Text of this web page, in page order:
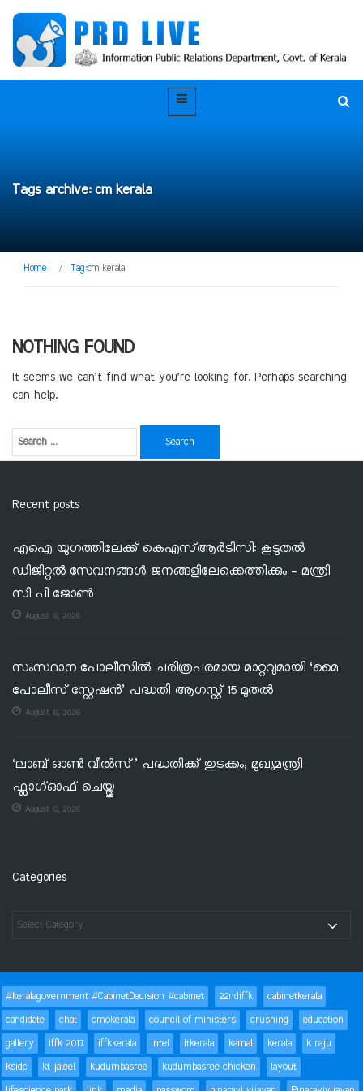
Tags archive: cm kerala
Home / Tag:cm kerala
NOTHING FOUND
It seems we can’t find what you’re looking for. Perhaps searching
can help.
Recent posts
എഐ യുഗത്തിലേക്ക് കെഎസ്ആർടിസി: കൂടുതൽ
ഡിജിറ്റൽ സേവനങ്ങൾ ജനങ്ങളിലേക്കെത്തിക്കും – മന്ത്രി
സി പി ജോൺ
August 6, 2026
സംസ്ഥാന പോലീസിൽ ചരിത്രപരമായ മാറ്റവുമായി ‘മൈ
പോലീസ് സ്റ്റേഷൻ’ പദ്ധതി ആഗസ്റ്റ് 15 മുതൽ
August 6, 2026
‘ലാബ് ഓൺ വീൽസ്’ പദ്ധതിക്ക് തുടക്കം; മുഖ്യമന്ത്രി
ഫ്ലാഗ്ഓഫ് ചെയ്തു
August 6, 2026
Categories
#keralagovernment #CabinetDecision #cabinet 22ndiffk
cabinetkerala
candidate
chat cmokerala council of ministers crushing
education
gallery
iffk 2017 iffkkerala intel itkerala kamal kerala
k raju
ksidc
kt jaleel kudumbasree kudumbasree chicken
layout